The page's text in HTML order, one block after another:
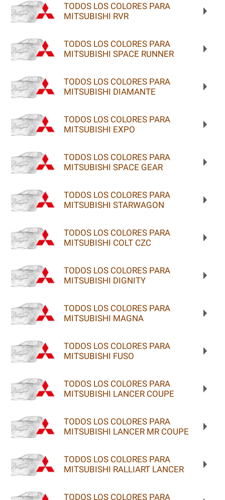
TODOS LOS COLORES PARA
MITSUBISHI RVR
TODOS LOS COLORES PARA
MITSUBISHI SPACE RUNNER
TODOS LOS COLORES PARA
MITSUBISHI DIAMANTE
TODOS LOS COLORES PARA
MITSUBISHI EXPO
TODOS LOS COLORES PARA
MITSUBISHI SPACE GEAR
TODOS LOS COLORES PARA
MITSUBISHI STARWAGON
TODOS LOS COLORES PARA
MITSUBISHI COLT CZC
TODOS LOS COLORES PARA
MITSUBISHI DIGNITY
TODOS LOS COLORES PARA
MITSUBISHI MAGNA
TODOS LOS COLORES PARA
MITSUBISHI FUSO
TODOS LOS COLORES PARA
MITSUBISHI LANCER COUPE
TODOS LOS COLORES PARA
MITSUBISHI LANCER MR COUPE
TODOS LOS COLORES PARA
MITSUBISHI RALLIART LANCER
TODOS LOS COLORES PARA